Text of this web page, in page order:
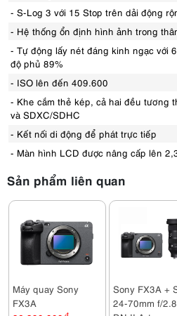
- S-Log 3 với 15 Stop trên dải động
- Hệ thống ổn định hình ảnh trong
- Tự động lấy nét đáng kinh ngạc với
độ phủ 89%
- ISO lên đến 409.600
- Khe cắm thẻ kép, cả hai đều tương
và SDXC/SDHC
- Kết nối di động để phát trực tiếp
- Màn hình LCD được nâng cấp lên
Sản phẩm liên quan
Máy quay Sony
FX3A
Sony FX3A +
24-70mm f/